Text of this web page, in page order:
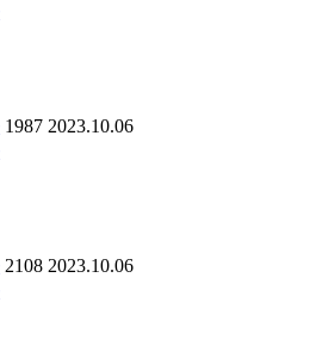
1987 2023.10.06
2108 2023.10.06